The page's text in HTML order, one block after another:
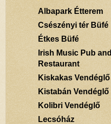
Albapark Étterem
Csészényi tér Büfé
Étkes Büfé
Irish Music Pub and
Restaurant
Kiskakas Vendéglő
Kistabán Vendéglő
Kolibri Vendéglő
Lecsóház